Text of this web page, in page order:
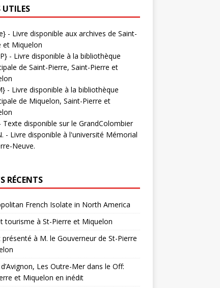
UTILES
- Livre disponible aux archives de Saint-
et Miquelon
- Livre disponible à la bibliothèque
de Saint-Pierre, Saint-Pierre et
- Livre disponible à la bibliothèque
de Miquelon, Saint-Pierre et
Texte disponible sur le GrandColombier
- Livre disponible à l'université Mémorial
Neuve.
RÉCENTS
French Isolate in North America
tourisme à St-Pierre et Miquelon
présenté à M. le Gouverneur de St-Pierre
Les Outre-Mer dans le Off:
et Miquelon en inédit